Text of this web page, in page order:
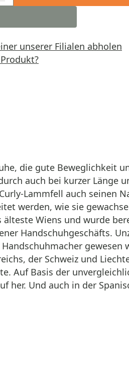
unserer Filialen abholen
die gute Beweglichkeit
auch bei kurzer Länge
Lammfell auch seinen
werden, wie sie
Wiens und wurde
Handschuhgeschäfts.
gewesen
der Schweiz und
Auf Basis der
her. Und auch in der